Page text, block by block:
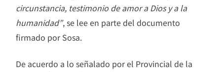
circunstancia, testimonio de amor a Dios y a la
humanidad”, se lee en parte del documento
firmado por Sosa.
De acuerdo a lo señalado por el Provincial de la